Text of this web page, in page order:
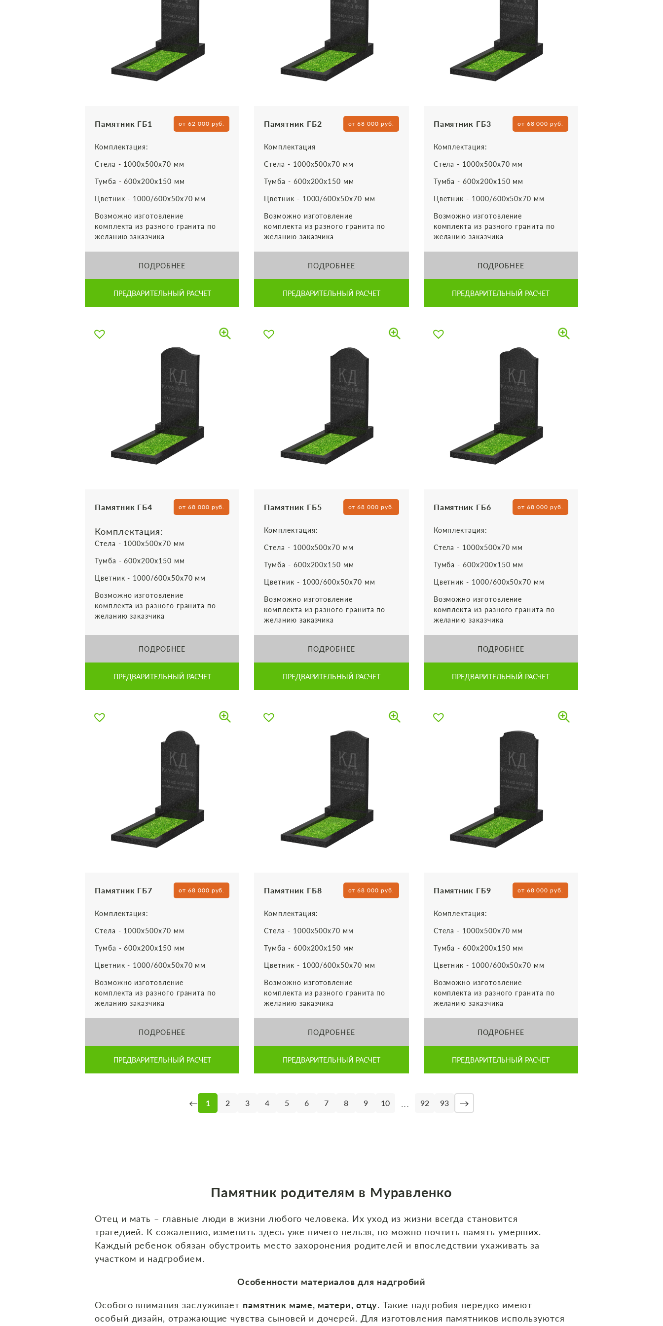
Памятник ГБ1 от 62 000 руб.
Комплектация:
Стела - 1000х500х70 мм
Тумба - 600х200х150 мм
Цветник - 1000/600х50х70 мм
Возможно изготовление
комплекта из разного гранита по
желанию заказчика
ПОДРОБНЕЕ
ПРЕДВАРИТЕЛЬНЫЙ РАСЧЕТ
Памятник ГБ2 от 68 000 руб.
Комплектация
Стела - 1000х500х70 мм
Тумба - 600х200х150 мм
Цветник - 1000/600х50х70 мм
Возможно изготовление
комплекта из разного гранита по
желанию заказчика
ПОДРОБНЕЕ
ПРЕДВАРИТЕЛЬНЫЙ РАСЧЕТ
Памятник ГБ3 от 68 000 руб.
Комплектация:
Стела - 1000х500х70 мм
Тумба - 600х200х150 мм
Цветник - 1000/600х50х70 мм
Возможно изготовление
комплекта из разного гранита по
желанию заказчика
ПОДРОБНЕЕ
ПРЕДВАРИТЕЛЬНЫЙ РАСЧЕТ
Памятник ГБ4 от 68 000 руб.
Комплектация:
Стела - 1000х500х70 мм
Тумба - 600х200х150 мм
Цветник - 1000/600х50х70 мм
Возможно изготовление
комплекта из разного гранита по
желанию заказчика
ПОДРОБНЕЕ
ПРЕДВАРИТЕЛЬНЫЙ РАСЧЕТ
Памятник ГБ5 от 68 000 руб.
Комплектация:
Стела - 1000х500х70 мм
Тумба - 600х200х150 мм
Цветник - 1000/600х50х70 мм
Возможно изготовление
комплекта из разного гранита по
желанию заказчика
ПОДРОБНЕЕ
ПРЕДВАРИТЕЛЬНЫЙ РАСЧЕТ
Памятник ГБ6 от 68 000 руб.
Комплектация:
Стела - 1000х500х70 мм
Тумба - 600х200х150 мм
Цветник - 1000/600х50х70 мм
Возможно изготовление
комплекта из разного гранита по
желанию заказчика
ПОДРОБНЕЕ
ПРЕДВАРИТЕЛЬНЫЙ РАСЧЕТ
Памятник ГБ7 от 68 000 руб.
Комплектация:
Стела - 1000х500х70 мм
Тумба - 600х200х150 мм
Цветник - 1000/600х50х70 мм
Возможно изготовление
комплекта из разного гранита по
желанию заказчика
ПОДРОБНЕЕ
ПРЕДВАРИТЕЛЬНЫЙ РАСЧЕТ
Памятник ГБ8 от 68 000 руб.
Комплектация:
Стела - 1000х500х70 мм
Тумба - 600х200х150 мм
Цветник - 1000/600х50х70 мм
Возможно изготовление
комплекта из разного гранита по
желанию заказчика
ПОДРОБНЕЕ
ПРЕДВАРИТЕЛЬНЫЙ РАСЧЕТ
Памятник ГБ9 от 68 000 руб.
Комплектация:
Стела - 1000х500х70 мм
Тумба - 600х200х150 мм
Цветник - 1000/600х50х70 мм
Возможно изготовление
комплекта из разного гранита по
желанию заказчика
ПОДРОБНЕЕ
ПРЕДВАРИТЕЛЬНЫЙ РАСЧЕТ
← 1 2 3 4 5 6 7 8 9 10 ... 92 93 →
Памятник родителям в Муравленко
Отец и мать – главные люди в жизни любого человека. Их уход из жизни всегда становится
трагедией. К сожалению, изменить здесь уже ничего нельзя, но можно почтить память умерших.
Каждый ребенок обязан обустроить место захоронения родителей и впоследствии ухаживать за
участком и надгробием.
Особенности материалов для надгробий
Особого внимания заслуживает памятник маме, матери, отцу. Такие надгробия нередко имеют
особый дизайн, отражающие чувства сыновей и дочерей. Для изготовления памятников используются